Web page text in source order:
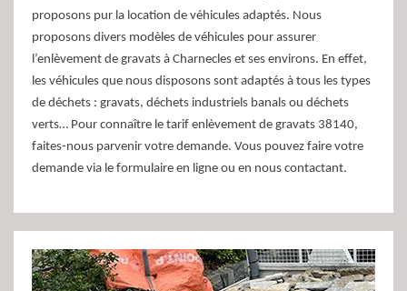
proposons pur la location de véhicules adaptés. Nous
proposons divers modèles de véhicules pour assurer
l’enlèvement de gravats à Charnecles et ses environs. En effet,
les véhicules que nous disposons sont adaptés à tous les types
de déchets : gravats, déchets industriels banals ou déchets
verts… Pour connaître le tarif enlèvement de gravats 38140,
faites-nous parvenir votre demande. Vous pouvez faire votre
demande via le formulaire en ligne ou en nous contactant.